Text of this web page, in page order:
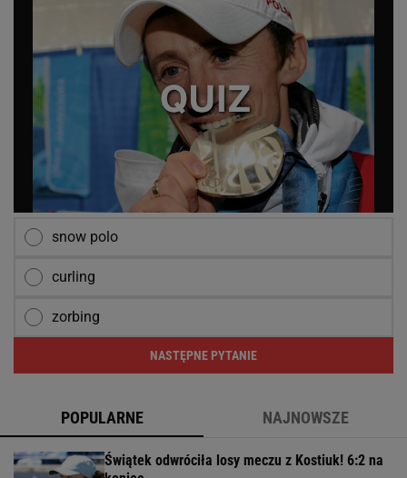
snow polo
curling
zorbing
NASTĘPNE PYTANIE
POPULARNE NAJNOWSZE
Świątek odwróciła losy meczu z Kostiuk! 6:2 na